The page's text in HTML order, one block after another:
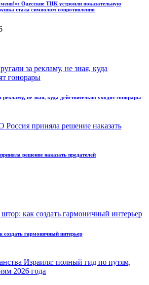
меня!»: Одесские ТЦК устроили показательную
стала символом сопротивления
рекламу, не зная, куда действительно уходят гонорары
решение наказать предателей
гармоничный интерьер